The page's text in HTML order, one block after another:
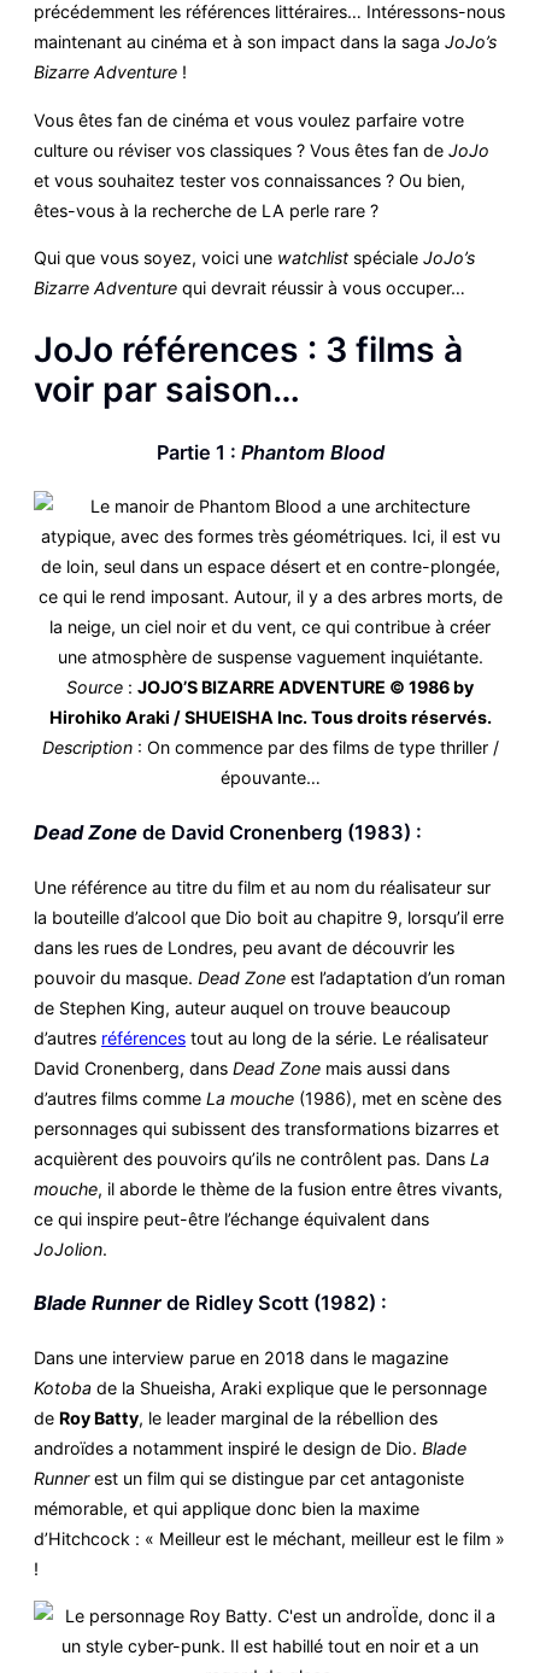
précédemment les références littéraires… Intéressons-nous
maintenant au cinéma et à son impact dans la saga JoJo’s
Bizarre Adventure !
Vous êtes fan de cinéma et vous voulez parfaire votre
culture ou réviser vos classiques ? Vous êtes fan de JoJo
et vous souhaitez tester vos connaissances ? Ou bien,
êtes-vous à la recherche de LA perle rare ?
Qui que vous soyez, voici une watchlist spéciale JoJo’s
Bizarre Adventure qui devrait réussir à vous occuper…
JoJo références : 3 films à
voir par saison…
Partie 1 : Phantom Blood
Source : JOJO’S BIZARRE ADVENTURE © 1986 by
Hirohiko Araki / SHUEISHA Inc. Tous droits réservés.
Description: On commence par des films de type thriller /
épouvante…
Dead Zone de David Cronenberg (1983) :
Une référence au titre du film et au nom du réalisateur sur
la bouteille d’alcool que Dio boit au chapitre 9, lorsqu’il erre
dans les rues de Londres, peu avant de découvrir les
pouvoir du masque. Dead Zone est l’adaptation d’un roman
de Stephen King, auteur auquel on trouve beaucoup
d’autres références tout au long de la série. Le réalisateur
David Cronenberg, dans Dead Zone mais aussi dans
d’autres films comme La mouche (1986), met en scène des
personnages qui subissent des transformations bizarres et
acquièrent des pouvoirs qu’ils ne contrôlent pas. Dans La
mouche, il aborde le thème de la fusion entre êtres vivants,
ce qui inspire peut-être l’échange équivalent dans
JoJolion.
Blade Runner de Ridley Scott (1982) :
Dans une interview parue en 2018 dans le magazine
Kotoba de la Shueisha, Araki explique que le personnage
de Roy Batty, le leader marginal de la rébellion des
androïdes a notamment inspiré le design de Dio. Blade
Runnerest un film qui se distingue par cet antagoniste
mémorable, et qui applique donc bien la maxime
d’Hitchcock : « Meilleur est le méchant, meilleur est le film »
!